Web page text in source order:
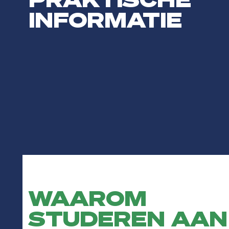
INFORMATIE
WAAROM
STUDEREN